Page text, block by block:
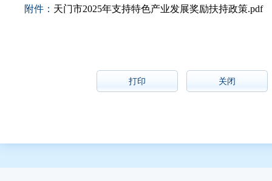
附件： 天门市2025年支持特色产业发展奖励扶持政策.pdf
打印 关闭